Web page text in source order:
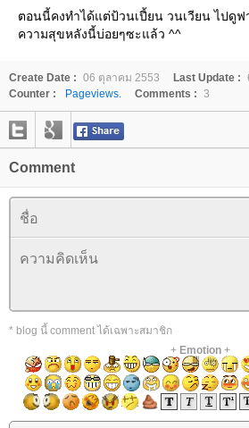
ตอนนี้คงทำได้แต่ป้วนเปี้ยน วนเวียน ไปดู
ความสุขหลังนี้บ่อยๆซะแล้ว ^^
Create Date : 06 ตุลาคม 2553 Last Update :
Counter :
Pageviews. Comments : 3
Comment
* blog นี้ comment ได้เฉพาะสมาชิก
+ Emotion+